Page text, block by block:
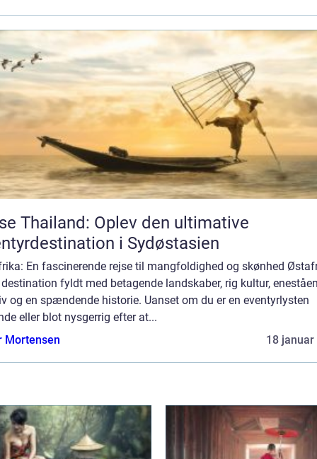
Thailand: Oplev den ultimative
i Sydøstasien
En fascinerende rejse til mangfoldighed og skønhed
destination fyldt med betagende landskaber, rig kultur,
og en spændende historie. Uanset om du er en eventyrlysten
eller blot nysgerrig efter at...
Mortensen
18 januar